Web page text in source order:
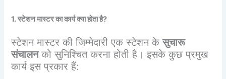
1. स्टेशन मास्टर का कार्य क्या होता है?
स्टेशन मास्टर की जिम्मेदारी एक स्टेशन केसुचारू
संचालनको सुनिश्चित करना होती है। इसके कुछ प्रमुख
कार्य इस प्रकार हैं: